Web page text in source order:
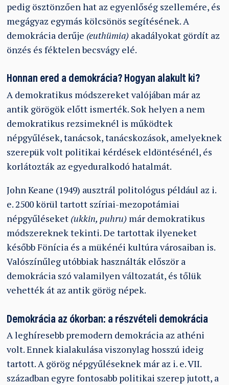
pedig ösztönzően hat az egyenlőség szellemére, és
megágyaz egymás kölcsönös segítésének. A
demokrácia derűje (euthümia) akadályokat gördít az
önzés és féktelen becsvágy elé.
Honnan ered a demokrácia? Hogyan alakult ki?
A demokratikus módszereket valójában már az
antik görögök előtt ismerték. Sok helyen a nem
demokratikus rezsimeknél is működtek
népgyűlések, tanácsok, tanácskozások, amelyeknek
szerepük volt politikai kérdések eldöntésénél, és
korlátozták az egyeduralkodó hatalmát.
John Keane (1949) ausztrál politológus például az i.
e. 2500 körül tartott szíriai-mezopotámiai
népgyűléseket (ukkin, puhru) már demokratikus
módszereknek tekinti. De tartottak ilyeneket
később Fönícia és a mükénéi kultúra városaiban is.
Valószínűleg utóbbiak használták először a
demokrácia szó valamilyen változatát, és tőlük
vehették át az antik görög népek.
Demokrácia az ókorban: a részvételi demokrácia
A leghíresebb premodern demokrácia az athéni
volt. Ennek kialakulása viszonylag hosszú ideig
tartott. A görög népgyűléseknek már az i. e. VII.
században egyre fontosabb politikai szerep jutott, a